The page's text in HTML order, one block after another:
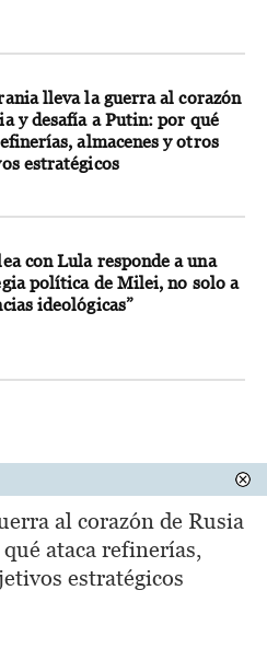
lleva la guerra al corazón
y desafía a Putin: por qué
almacenes y otros
estratégicos
con Lula responde a una
política de Milei, no solo a
ideológicas”
al corazón de Rusia
ataca refinerías,
estratégicos